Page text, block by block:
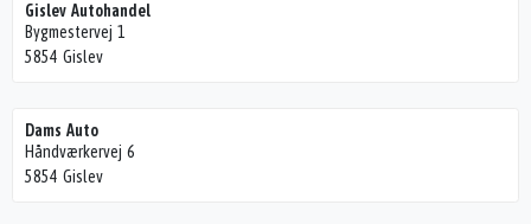
Gislev Autohandel
Bygmestervej 1
5854 Gislev
Dams Auto
Håndværkervej 6
5854 Gislev